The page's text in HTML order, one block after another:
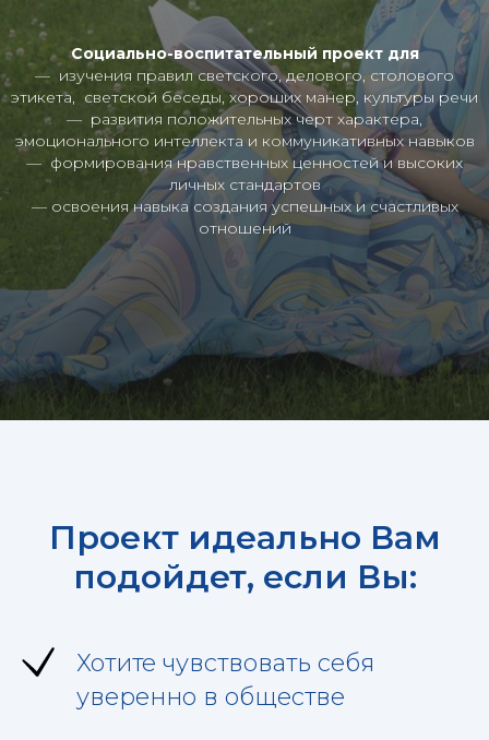
Социально-воспитательный проект для
— изучения правил светского, делового, столового
этикета, светской беседы, хороших манер, культуры речи
— развития положительных черт характера,
эмоционального интеллекта и коммуникативных навыков
— формирования нравственных ценностей и высоких
личных стандартов
— освоения навыка создания успешных и счастливых
отношений
Проект идеально Вам
подойдет, если Вы:
Хотите чувствовать себя
уверенно в обществе